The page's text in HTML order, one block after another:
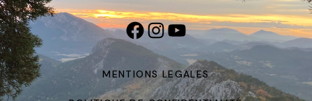
MENTIONS LEGALES